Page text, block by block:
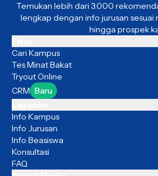
Temukan lebih dari 3.000
lengkap dengan info jurusan sesuai
hingga prospek
Cari Kampus
Tes Minat Bakat
Tryout Online
CRM Baru
Info Kampus
Info Jurusan
Info Beasiswa
Konsultasi
FAQ